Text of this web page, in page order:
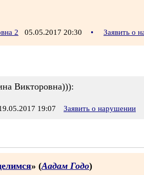
2 05.05.2017 20:30 • Заявить о
Викторовна))):
19:07 Заявить о нарушении
» (Аадам Годо)